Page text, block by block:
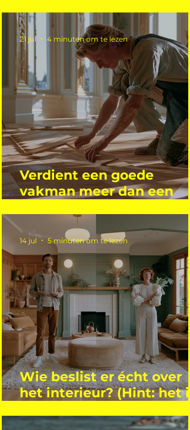
Verdient een goede
vakman meer dan een
21 jul 4 minuten om te lezen
Wie beslist er écht over
het interieur? (Hint: het is
14 jul 5 minuten om te lezen